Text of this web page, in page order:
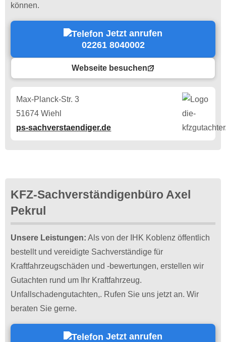
können.
Jetzt anrufen
02261 8040002
Webseite besuchen
Max-Planck-Str. 3
51674 Wiehl
ps-sachverstaendiger.de
KFZ-Sachverständigenbüro Axel
Pekrul
Unsere Leistungen: Als von der IHK Koblenz öffentlich
bestellt und vereidigte Sachverständige für
Kraftfahrzeugschäden und -bewertungen, erstellen wir
Gutachten rund um Ihr Kraftfahrzeug.
Unfallschadengutachten,. Rufen Sie uns jetzt an. Wir
beraten Sie gerne.
Jetzt anrufen